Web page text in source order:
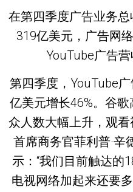
在第四季度广告业务
319亿美元，广告网
YouTube广告营
第四季度，YouTube
亿美元增长46%。谷
众人数大幅上升，观
首席商务官菲利普·辛
示：“我们目前触达的
电视网络加起来还要